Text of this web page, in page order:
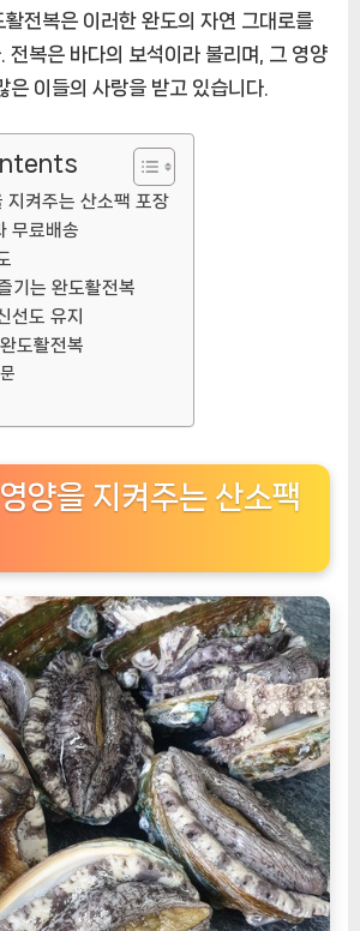
전복은 이러한 완도의 자연 그대로를
전복은 바다의 보석이라 불리며, 그 영양
은 이들의 사랑을 받고 있습니다.
지켜주는 산소팩 포장
무료배송
기는 완도활전복
선도 유지
도활전복
양을 지켜주는 산소팩